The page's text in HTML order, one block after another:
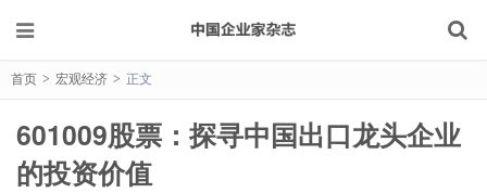
首页 > 宏观经济 > 正文
601009股票：探寻中国出口龙头企业
的投资价值